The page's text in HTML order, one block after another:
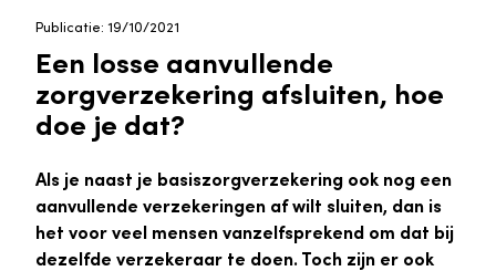
Publicatie: 19/10/2021
Een losse aanvullende
zorgverzekering afsluiten, hoe
doe je dat?
Als je naast je basiszorgverzekering ook nog een
aanvullende verzekeringen af wilt sluiten, dan is
het voor veel mensen vanzelfsprekend om dat bij
dezelfde verzekeraar te doen. Toch zijn er ook